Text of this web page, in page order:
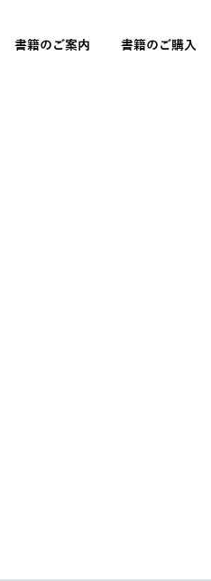
書籍のご案内 書籍のご購入